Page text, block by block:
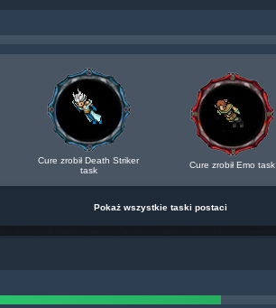
Cure zrobił Death Striker
task
Cure zrobił Emo task
Pokaż wszystkie taski postaci